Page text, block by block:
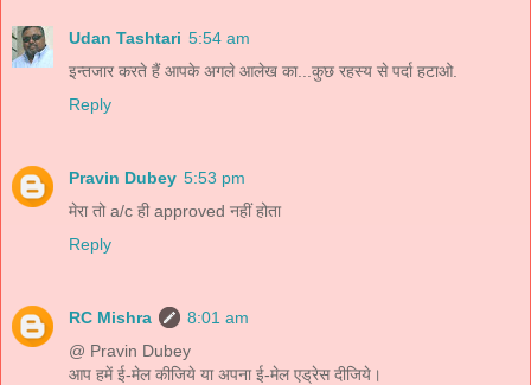
Udan Tashtari 5:54 am
इन्तजार करते हैं आपके अगले आलेख का...कुछ रहस्य से पर्दा हटाओ.
Reply
Pravin Dubey 5:53 pm
मेरा तो a/c ही approved नहीं होता
Reply
RC Mishra
8:01 am
@ Pravin Dubey
आप हमें ई-मेल कीजिये या अपना ई-मेल एड्रेस दीजिये।